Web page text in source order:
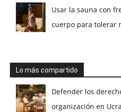
Usar la sauna con
cuerpo para tolerar
Lo más compartido
Defender los
organización en